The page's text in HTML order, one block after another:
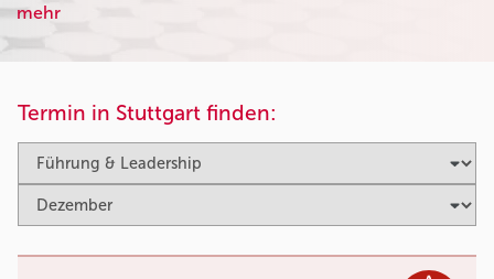
mehr
Termin in Stuttgart finden: